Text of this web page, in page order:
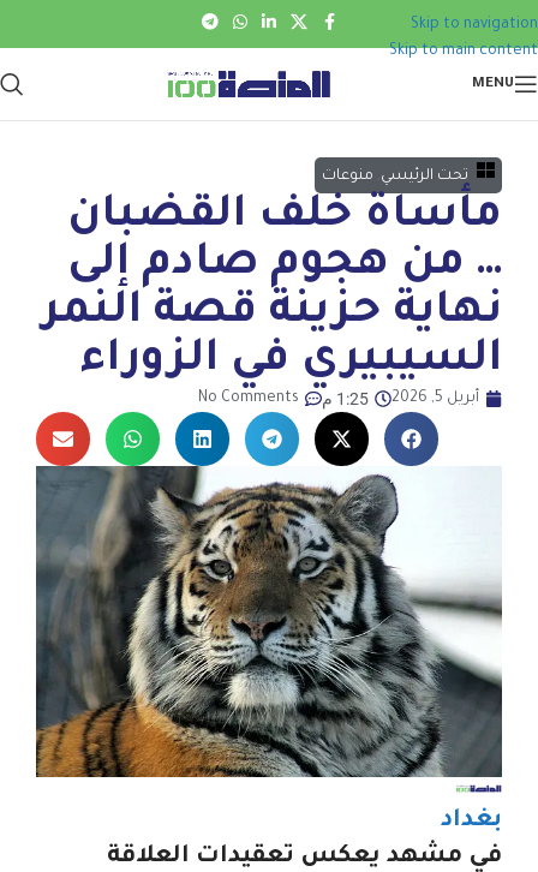
Skip to navigation
Skip to main content
MENU
تحت الرئيسي منوعات
مأساة خلف القضبان
… من هجوم صادم إلى
نهاية حزينة قصة النمر
السيبيري في الزوراء
أبريل 5, 2026 1:25 م No Comments
بغداد
في مشهد يعكس تعقيدات العلاقة